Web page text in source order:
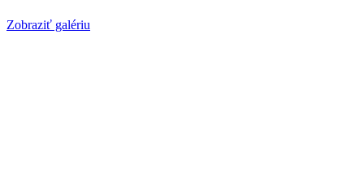
Zobraziť galériu